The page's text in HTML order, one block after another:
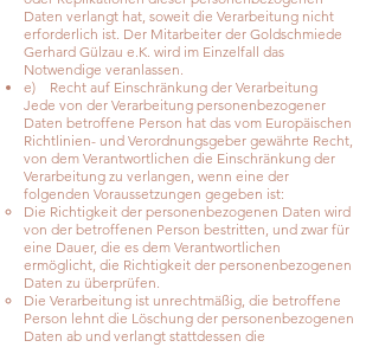
Daten verlangt hat, soweit die Verarbeitung nicht
erforderlich ist. Der Mitarbeiter der Goldschmiede
Gerhard Gülzau e.K. wird im Einzelfall das
Notwendige veranlassen.
e) Recht auf Einschränkung der Verarbeitung
Jede von der Verarbeitung personenbezogener
Daten betroffene Person hat das vom Europäischen
Richtlinien- und Verordnungsgeber gewährte Recht,
von dem Verantwortlichen die Einschränkung der
Verarbeitung zu verlangen, wenn eine der
folgenden Voraussetzungen gegeben ist:
Die Richtigkeit der personenbezogenen Daten wird
von der betroffenen Person bestritten, und zwar für
eine Dauer, die es dem Verantwortlichen
ermöglicht, die Richtigkeit der personenbezogenen
Daten zu überprüfen.
Die Verarbeitung ist unrechtmäßig, die betroffene
Person lehnt die Löschung der personenbezogenen
Daten ab und verlangt stattdessen die